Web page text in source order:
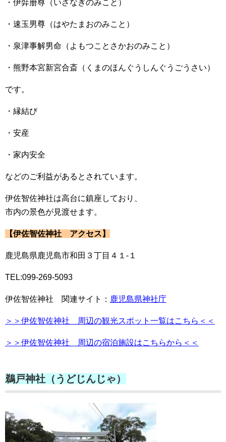
・伊弉册尊（いざなぎのみこと）
・速玉男尊（はやたまおのみこと）
・泉津事解男命（よもつことさかおのみこと）
・熊野本宮新宮合斎（くまのほんぐうしんぐうごうさい）
です。
・縁結び
・安産
・家内安全
などのご利益があるとされています。
伊佐智佐神社は高台に鎮座しており、
市内の景色が見渡せます。
【伊佐智佐神社 アクセス】
鹿児島県鹿児島市和田３丁目４１-１
TEL:099-269-5093
伊佐智佐神社 関連サイト： 鹿児島県神社庁
＞＞伊佐智佐神社 周辺の観光スポット一覧はこちら＜＜
＞＞伊佐智佐神社 周辺の宿泊施設はこちらから＜＜
鵜戸神社（うどじんじゃ）